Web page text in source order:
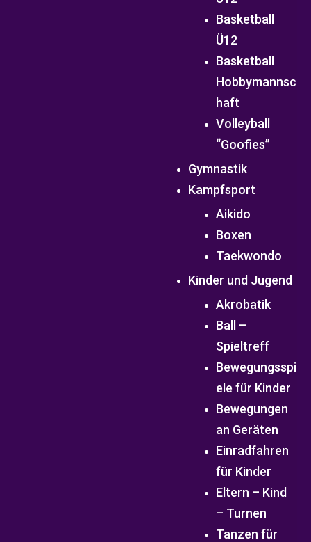
Basketball
Ü12
Basketball
Hobbymannsc
haft
Volleyball
“Goofies”
Gymnastik
Kampfsport
Aikido
Boxen
Taekwondo
Kinder und Jugend
Akrobatik
Ball –
Spieltreff
Bewegungsspi
ele für Kinder
Bewegungen
an Geräten
Einradfahren
für Kinder
Eltern – Kind
– Turnen
Tanzen für